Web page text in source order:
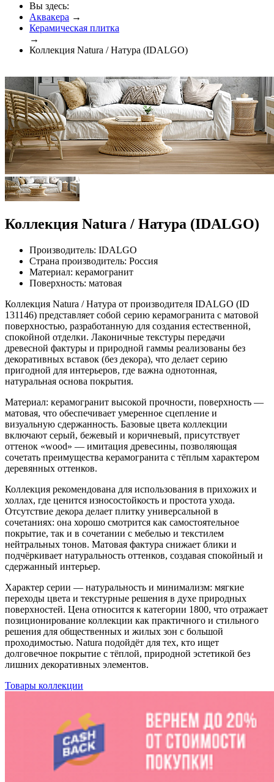
Вы здесь:
Аквакера →
Керамическая плитка
→
Коллекция Natura / Натура (IDALGO)
Коллекция Natura / Натура (IDALGO)
Производитель: IDALGO
Страна производитель: Россия
Материал: керамогранит
Поверхность: матовая
Коллекция Natura / Натура от производителя IDALGO (ID
131146) представляет собой серию керамогранита с матовой
поверхностью, разработанную для создания естественной,
спокойной отделки. Лаконичные текстуры передачи
древесной фактуры и природной гаммы реализованы без
декоративных вставок (без декора), что делает серию
пригодной для интерьеров, где важна однотонная,
натуральная основа покрытия.
Материал: керамогранит высокой прочности, поверхность —
матовая, что обеспечивает умеренное сцепление и
визуальную сдержанность. Базовые цвета коллекции
включают серый, бежевый и коричневый, присутствует
оттенок «wood» — имитация древесины, позволяющая
сочетать преимущества керамогранита с тёплым характером
деревянных оттенков.
Коллекция рекомендована для использования в прихожих и
холлах, где ценится износостойкость и простота ухода.
Отсутствие декора делает плитку универсальной в
сочетаниях: она хорошо смотрится как самостоятельное
покрытие, так и в сочетании с мебелью и текстилем
нейтральных тонов. Матовая фактура снижает блики и
подчёркивает натуральность оттенков, создавая спокойный и
сдержанный интерьер.
Характер серии — натуральность и минимализм: мягкие
переходы цвета и текстурные решения в духе природных
поверхностей. Цена относится к категории 1800, что отражает
позиционирование коллекции как практичного и стильного
решения для общественных и жилых зон с большой
проходимостью. Natura подойдёт для тех, кто ищет
долговечное покрытие с тёплой, природной эстетикой без
лишних декоративных элементов.
Товары коллекции